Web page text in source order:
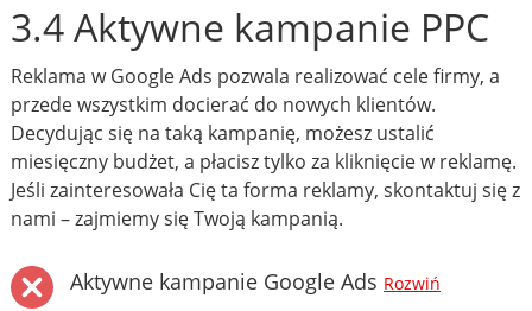
3.4 Aktywne kampanie PPC
Reklama w Google Ads pozwala realizować cele firmy, a
przede wszystkim docierać do nowych klientów.
Decydując się na taką kampanię, możesz ustalić
miesięczny budżet, a płacisz tylko za kliknięcie w reklamę.
Jeśli zainteresowała Cię ta forma reklamy, skontaktuj się z
nami – zajmiemy się Twoją kampanią.
Aktywne kampanie Google Ads Rozwiń